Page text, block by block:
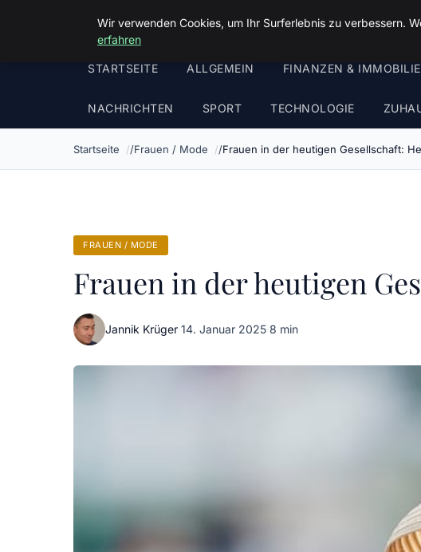
Malzminden
STARTSEITE ALLGEMEIN FINANZEN &
NACHRICHTEN SPORT TECHNOLOGIE
Startseite Frauen / Mode Frauen in der heutigen Gesellschaft:
FRAUEN / MODE
Frauen in der heutigen
Jannik Krüger·14. Januar 2025·8 min
Wir verwenden Cookies, um Ihr Surferlebnis zu verbessern.
erfahren